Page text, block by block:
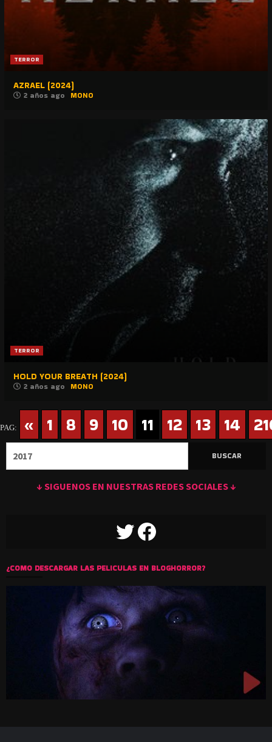
TERROR
AZRAEL (2024)
2 años ago MONO
TERROR
HOLD YOUR BREATH (2024)
2 años ago MONO
PAG: « 1 8 9 10 11 12 13 14
↓ SIGUENOS EN NUESTRAS REDES SOCIALES ↓
TWITTERFACEBOOK
¿COMO DESCARGAR LAS PELICULAS EN BLOGHORROR?